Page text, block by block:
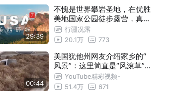
29:39
不愧是世界攀岩圣地，在优胜
美地国家公园徒步露营，真户
外乐园！丨美西环线07
行疆况露
20.1万
773
00:44
美国犹他州网友介绍家乡的“
风景”：这里简直是“风滚草”的
天堂…拍的很好下次不要再拍
了！
YouTube精彩视频-
51.4万
671